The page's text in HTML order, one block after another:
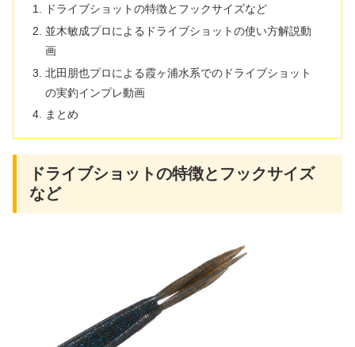
ドライブショットの特徴とフックサイズなど
並木敏成プロによるドライブショットの使い方解説動
画
北田朋也プロによる霞ヶ浦水系でのドライブショット
の実釣インプレ動画
まとめ
ドライブショットの特徴とフックサイズ
など